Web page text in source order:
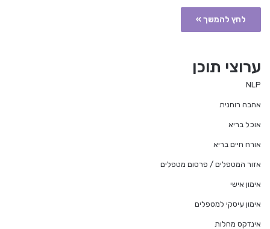
לחץ להמשך »
ערוצי תוכן
NLP
אהבה רוחנית
אוכל בריא
אורח חיים בריא
אזור המטפלים / פרסום מטפלים
אימון אישי
אימון עיסקי למטפלים
אינדקס מחלות